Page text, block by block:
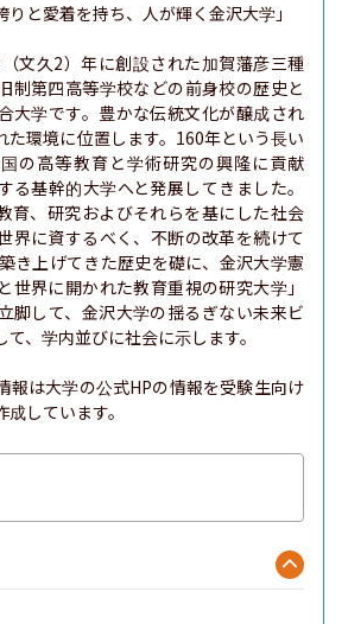
りと愛着を持ち、人が輝く金沢大学」
文久2）年に創設された加賀藩彦三種
制第四高等学校などの前身校の歴史と
大学です。豊かな伝統文化が醸成され
た環境に位置します。160年という長い
の高等教育と学術研究の興隆に貢献
る基幹的大学へと発展してきました。
育、研究およびそれらを基にした社会
界に資するべく、不断の改革を続けて
き上げてきた歴史を礎に、金沢大学憲
世界に開かれた教育重視の研究大学」
脚して、金沢大学の揺るぎない未来ビ
、学内並びに社会に示します。
報は大学の公式HPの情報を受験生向け
しています。